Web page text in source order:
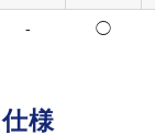
- ◯
仕様